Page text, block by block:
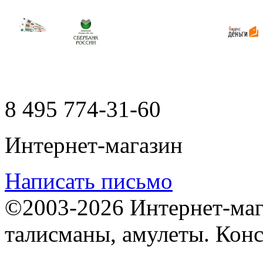
8 495 774-31-60
Интернет-магазин
Написать письмо
©2003-2026 Интернет-
талисманы, амулеты.